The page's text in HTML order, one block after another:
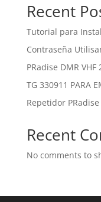
Recent
Tutorial para
Contraseña
PRadise DMR VHF
TG 330911 PARA
Repetidor
Recent
No comments to